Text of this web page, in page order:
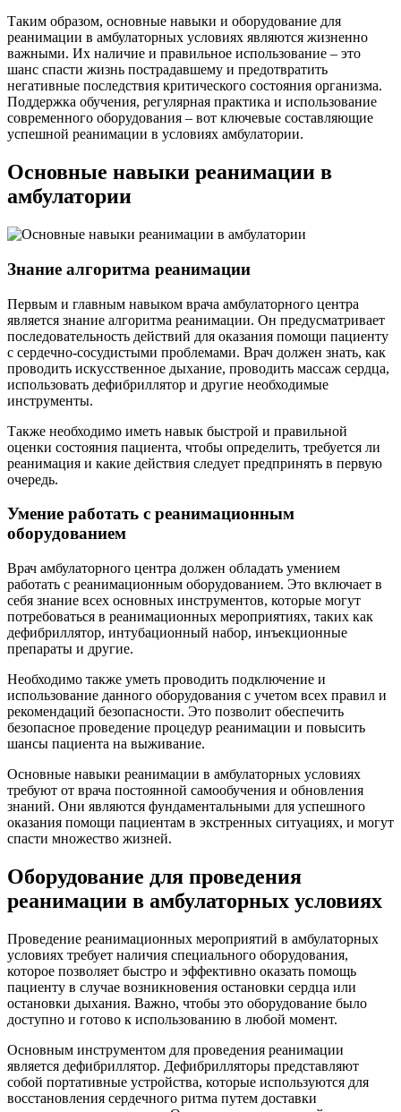
Таким образом, основные навыки и оборудование для
реанимации в амбулаторных условиях являются жизненно
важными. Их наличие и правильное использование – это
шанс спасти жизнь пострадавшему и предотвратить
негативные последствия критического состояния организма.
Поддержка обучения, регулярная практика и использование
современного оборудования – вот ключевые составляющие
успешной реанимации в условиях амбулатории.
Основные навыки реанимации в
амбулатории
Знание алгоритма реанимации
Первым и главным навыком врача амбулаторного центра
является знание алгоритма реанимации. Он предусматривает
последовательность действий для оказания помощи пациенту
с сердечно-сосудистыми проблемами. Врач должен знать, как
проводить искусственное дыхание, проводить массаж сердца,
использовать дефибриллятор и другие необходимые
инструменты.
Также необходимо иметь навык быстрой и правильной
оценки состояния пациента, чтобы определить, требуется ли
реанимация и какие действия следует предпринять в первую
очередь.
Умение работать с реанимационным
оборудованием
Врач амбулаторного центра должен обладать умением
работать с реанимационным оборудованием. Это включает в
себя знание всех основных инструментов, которые могут
потребоваться в реанимационных мероприятиях, таких как
дефибриллятор, интубационный набор, инъекционные
препараты и другие.
Необходимо также уметь проводить подключение и
использование данного оборудования с учетом всех правил и
рекомендаций безопасности. Это позволит обеспечить
безопасное проведение процедур реанимации и повысить
шансы пациента на выживание.
Основные навыки реанимации в амбулаторных условиях
требуют от врача постоянной самообучения и обновления
знаний. Они являются фундаментальными для успешного
оказания помощи пациентам в экстренных ситуациях, и могут
спасти множество жизней.
Оборудование для проведения
реанимации в амбулаторных условиях
Проведение реанимационных мероприятий в амбулаторных
условиях требует наличия специального оборудования,
которое позволяет быстро и эффективно оказать помощь
пациенту в случае возникновения остановки сердца или
остановки дыхания. Важно, чтобы это оборудование было
доступно и готово к использованию в любой момент.
Основным инструментом для проведения реанимации
является дефибриллятор. Дефибрилляторы представляют
собой портативные устройства, которые используются для
восстановления сердечного ритма путем доставки